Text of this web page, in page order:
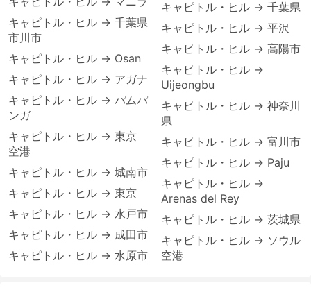
キャピトル・ヒル → 千葉県
市川市
キャピトル・ヒル → Osan
キャピトル・ヒル → アガナ
キャピトル・ヒル → パムパ
ンガ
キャピトル・ヒル → 東京
空港
キャピトル・ヒル → 城南市
キャピトル・ヒル → 東京
キャピトル・ヒル → 水戸市
キャピトル・ヒル → 成田市
キャピトル・ヒル → 水原市
キャピトル・ヒル → 千葉県
キャピトル・ヒル → 平沢
キャピトル・ヒル → 高陽市
キャピトル・ヒル →
Uijeongbu
キャピトル・ヒル → 神奈川
県
キャピトル・ヒル → 富川市
キャピトル・ヒル → Paju
キャピトル・ヒル →
Arenas del Rey
キャピトル・ヒル → 茨城県
キャピトル・ヒル → ソウル
空港